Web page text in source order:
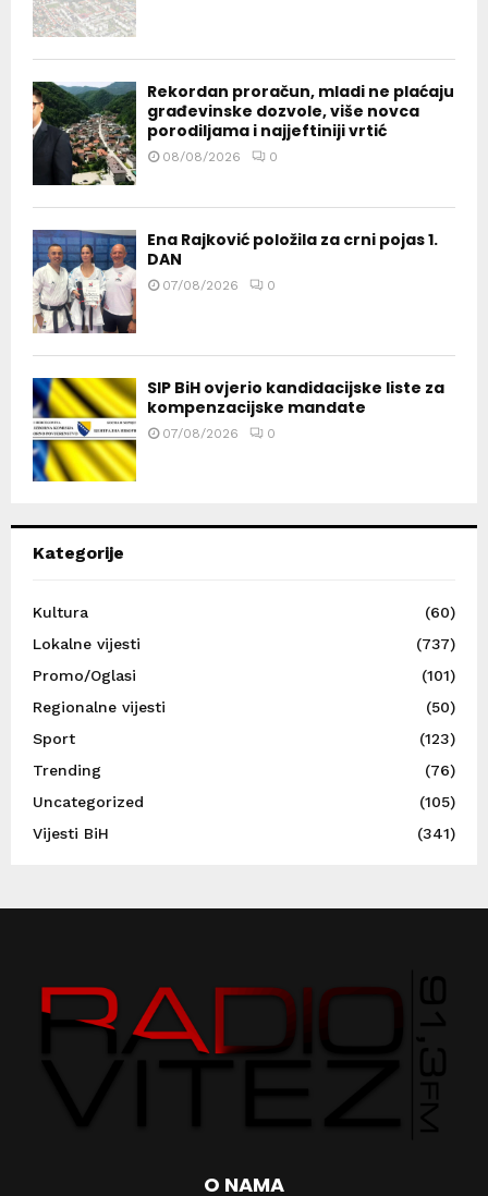
Rekordan proračun, mladi ne plaćaju
građevinske dozvole, više novca
porodiljama i najjeftiniji vrtić
08/08/2026 0
Ena Rajković položila za crni pojas 1.
DAN
07/08/2026 0
SIP BiH ovjerio kandidacijske liste za
kompenzacijske mandate
07/08/2026 0
Kategorije
Kultura
(60)
Lokalne vijesti
(737)
Promo/Oglasi
(101)
Regionalne vijesti
(50)
Sport
(123)
Trending
(76)
Uncategorized
(105)
Vijesti BiH
(341)
O NAMA